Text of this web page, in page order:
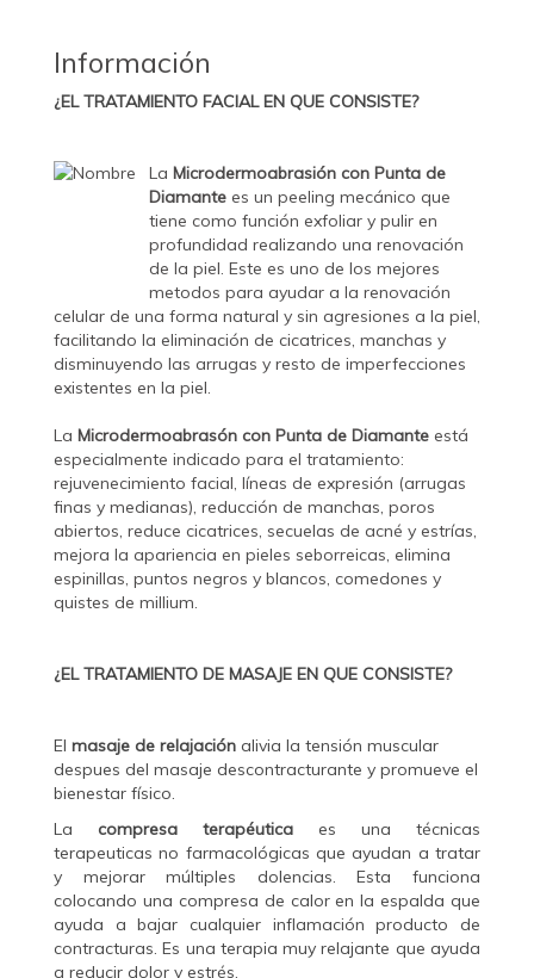
Información
¿EL TRATAMIENTO FACIAL EN QUE CONSISTE?
La Microdermoabrasión con Punta de
Diamante es un peeling mecánico que
tiene como función exfoliar y pulir en
profundidad realizando una renovación
de la piel. Este es uno de los mejores
metodos para ayudar a la renovación
celular de una forma natural y sin agresiones a la piel,
facilitando la eliminación de cicatrices, manchas y
disminuyendo las arrugas y resto de imperfecciones
existentes en la piel.
La Microdermoabrasón con Punta de Diamante está
especialmente indicado para el tratamiento:
rejuvenecimiento facial, líneas de expresión (arrugas
finas y medianas), reducción de manchas, poros
abiertos, reduce cicatrices, secuelas de acné y estrías,
mejora la apariencia en pieles seborreicas, elimina
espinillas, puntos negros y blancos, comedones y
quistes de millium.
¿EL TRATAMIENTO DE MASAJE EN QUE CONSISTE?
El masaje de relajación alivia la tensión muscular
despues del masaje descontracturante y promueve el
bienestar físico.
La compresa terapéutica es una técnicas
terapeuticas no farmacológicas que ayudan a tratar
y mejorar múltiples dolencias. Esta funciona
colocando una compresa de calor en la espalda que
ayuda a bajar cualquier inflamación producto de
contracturas. Es una terapia muy relajante que ayuda
a reducir dolor y estrés.